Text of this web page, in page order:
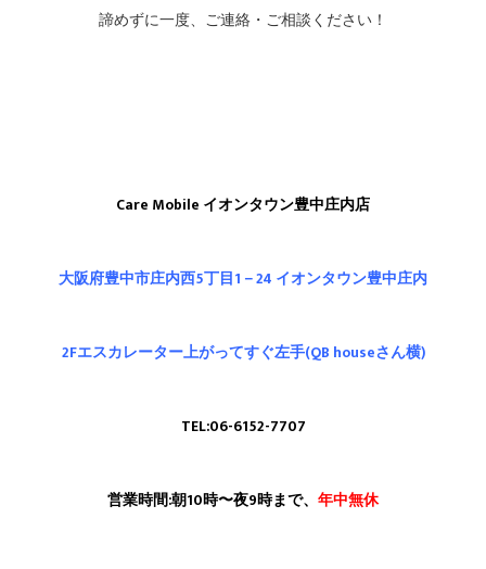
諦めずに一度、ご連絡・ご相談ください！
Care Mobile イオンタウン豊中庄内店
大阪府豊中市庄内西5丁目1－24 イオンタウン豊中庄内
2Fエスカレーター上がってすぐ左手(QB houseさん横)
TEL:06-6152-7707
営業時間:朝10時〜夜9時まで、 年中無休